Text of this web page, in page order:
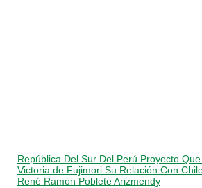
República Del Sur Del Perú Proyecto
Victoria de Fujimori Su Relación Con
René Ramón Poblete Arizmendy